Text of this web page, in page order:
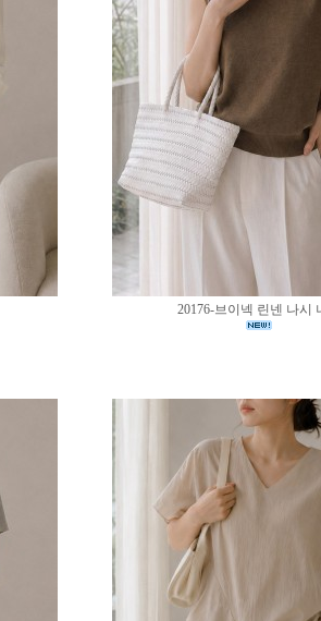
20176-브이넥 린넨 나시